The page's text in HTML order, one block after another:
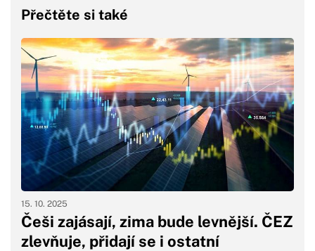
Přečtěte si také
Češi zajásají, zima bude levnější. ČEZ
zlevňuje, přidají se i ostatní
15. 10. 2025